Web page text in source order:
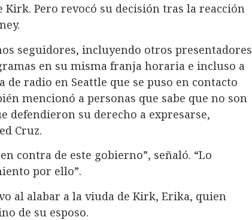
Pero revocó su decisión tras la reacción
seguidores, incluyendo otros presentadores
en su misma franja horaria e incluso a
radio en Seattle que se puso en contacto
mencionó a personas que sabe que no son
defendieron su derecho a expresarse,
Cruz.
contra de este gobierno”, señaló. “Lo
por ello”.
al alabar a la viuda de Kirk, Erika, quien
de su esposo.